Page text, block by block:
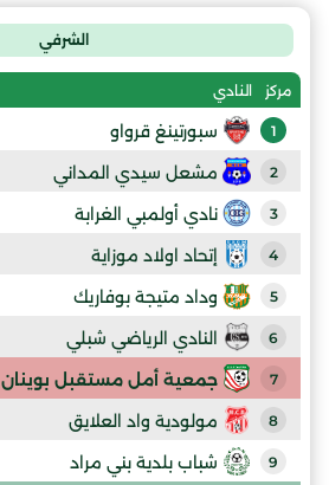
الشرفي
مركز النادي
1 سبورتينغ قرواو
2 مشعل سيدي المداني
3 نادي أولمبي الغرابة
4 إتحاد اولاد موزاية
5 وداد متيجة بوفاريك
6 النادي الرياضي شبلي
7 جمعية أمل مستقبل بوينان
8 مولودية واد العلايق
9 شباب بلدية بني مراد